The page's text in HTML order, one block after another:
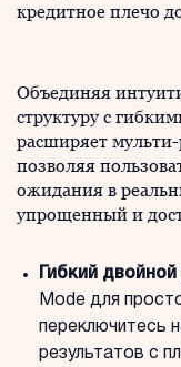
кредитное плечо
Объединяя
структуру с
расширяет
позволяя
ожидания в
упрощенный и
Гибкий
Mode для
переключитесь
результатов с